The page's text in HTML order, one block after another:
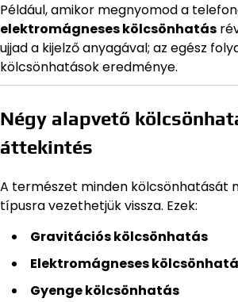
Például, amikor megnyomod a
elektromágneses kölcsönhatás
ujjad a kijelző anyagával; az egész
kölcsönhatások eredménye.
Négy alapvető
áttekintés
A természet minden kölcsönhatását
típusra vezethetjük vissza. Ezek:
Gravitációs kölcsönhatás
Elektromágneses
Gyenge kölcsönhatás